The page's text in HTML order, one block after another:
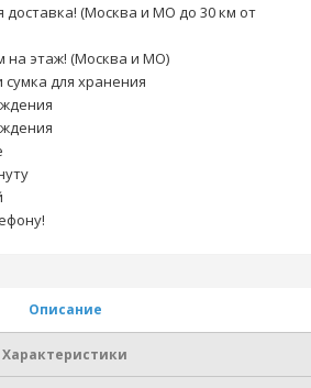
доставка! (Москва и МО до 30 км от
на этаж! (Москва и МО)
сумка для хранения
Описание
Характеристики